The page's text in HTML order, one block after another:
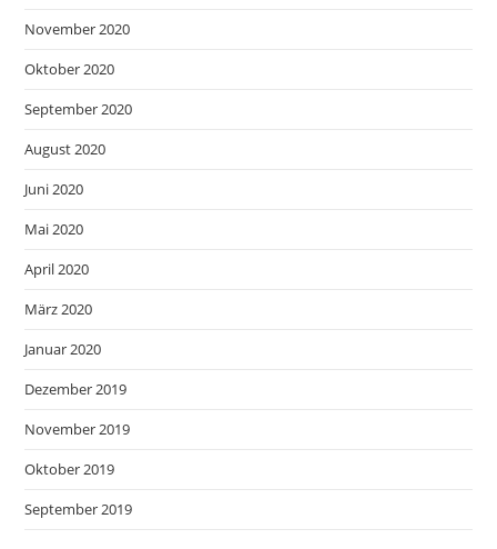
November 2020
Oktober 2020
September 2020
August 2020
Juni 2020
Mai 2020
April 2020
März 2020
Januar 2020
Dezember 2019
November 2019
Oktober 2019
September 2019